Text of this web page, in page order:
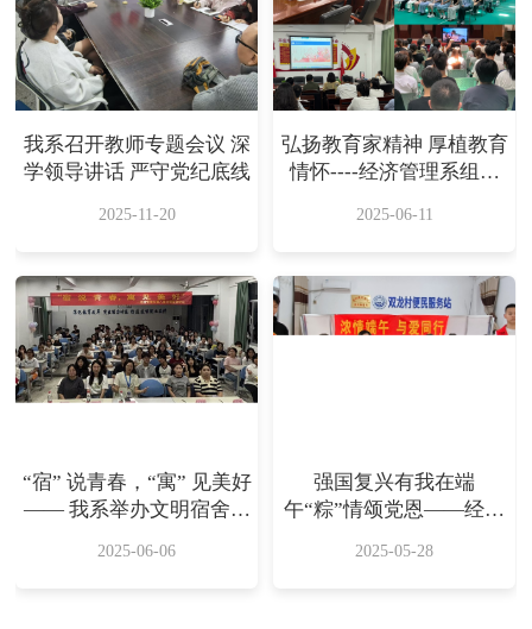
我系召开教师专题会议 深
学领导讲话 严守党纪底线
2025-11-20
弘扬教育家精神 厚植教育
情怀----经济管理系组织
录片
2025-06-11
“宿” 说青春，“寓” 见美好
—— 我系举办文明宿舍颁
2025-06-06
强国复兴有我在端
午“粽”情颂党恩——经济
爱同行”主题党日活动
2025-05-28